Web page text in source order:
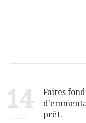
14
Faites
prêt.